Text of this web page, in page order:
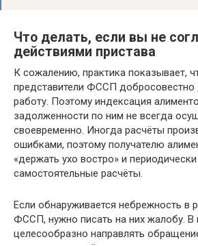
Что делать, если вы не
действиями пристава
К сожалению, практика показывает,
представители ФССП
работу. Поэтому индексация
задолженности по ним не всегда
своевременно. Иногда расчёты
ошибками, поэтому получателю
«держать ухо востро» и
самостоятельные расчёты.
Если обнаруживается небрежность в
ФССП, нужно писать на них жалобу. В
целесообразно направлять